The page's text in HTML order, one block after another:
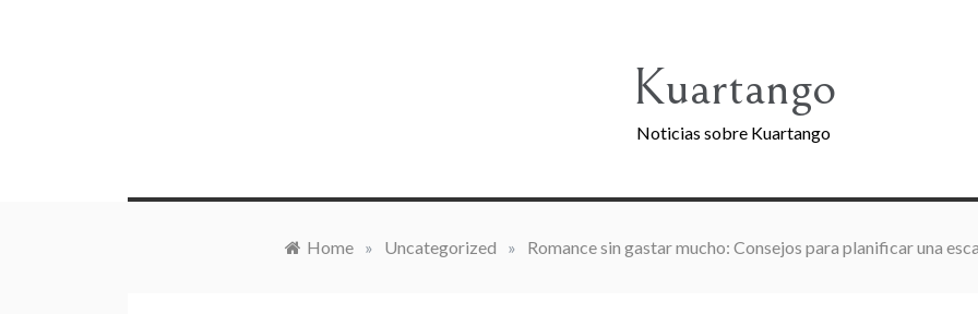
Kuartango
Noticias sobre Kuartango
Home » Uncategorized » Romance sin gastar mucho: Consejos para planificar una